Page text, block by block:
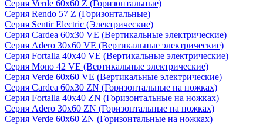
Серия Verde 60х60 Z (Горизонтальные)
Серия Rendo 57 Z (Горизонтальные)
Серия Sentir Electric (Электрические)
Серия Cardea 60х30 VE (Вертикальные электрические)
Серия Adero 30х60 VE (Вертикальные электрические)
Серия Fortalla 40х40 VE (Вертикальные электрические)
Серия Mono 42 VE (Вертикальные электрические)
Серия Verde 60х60 VE (Вертикальные электрические)
Серия Cardea 60х30 ZN (Горизонтальные на ножках)
Серия Fortalla 40х40 ZN (Горизонтальные на ножках)
Серия Adero 30х60 ZN (Горизонтальные на ножках)
Серия Verde 60х60 ZN (Горизонтальные на ножках)